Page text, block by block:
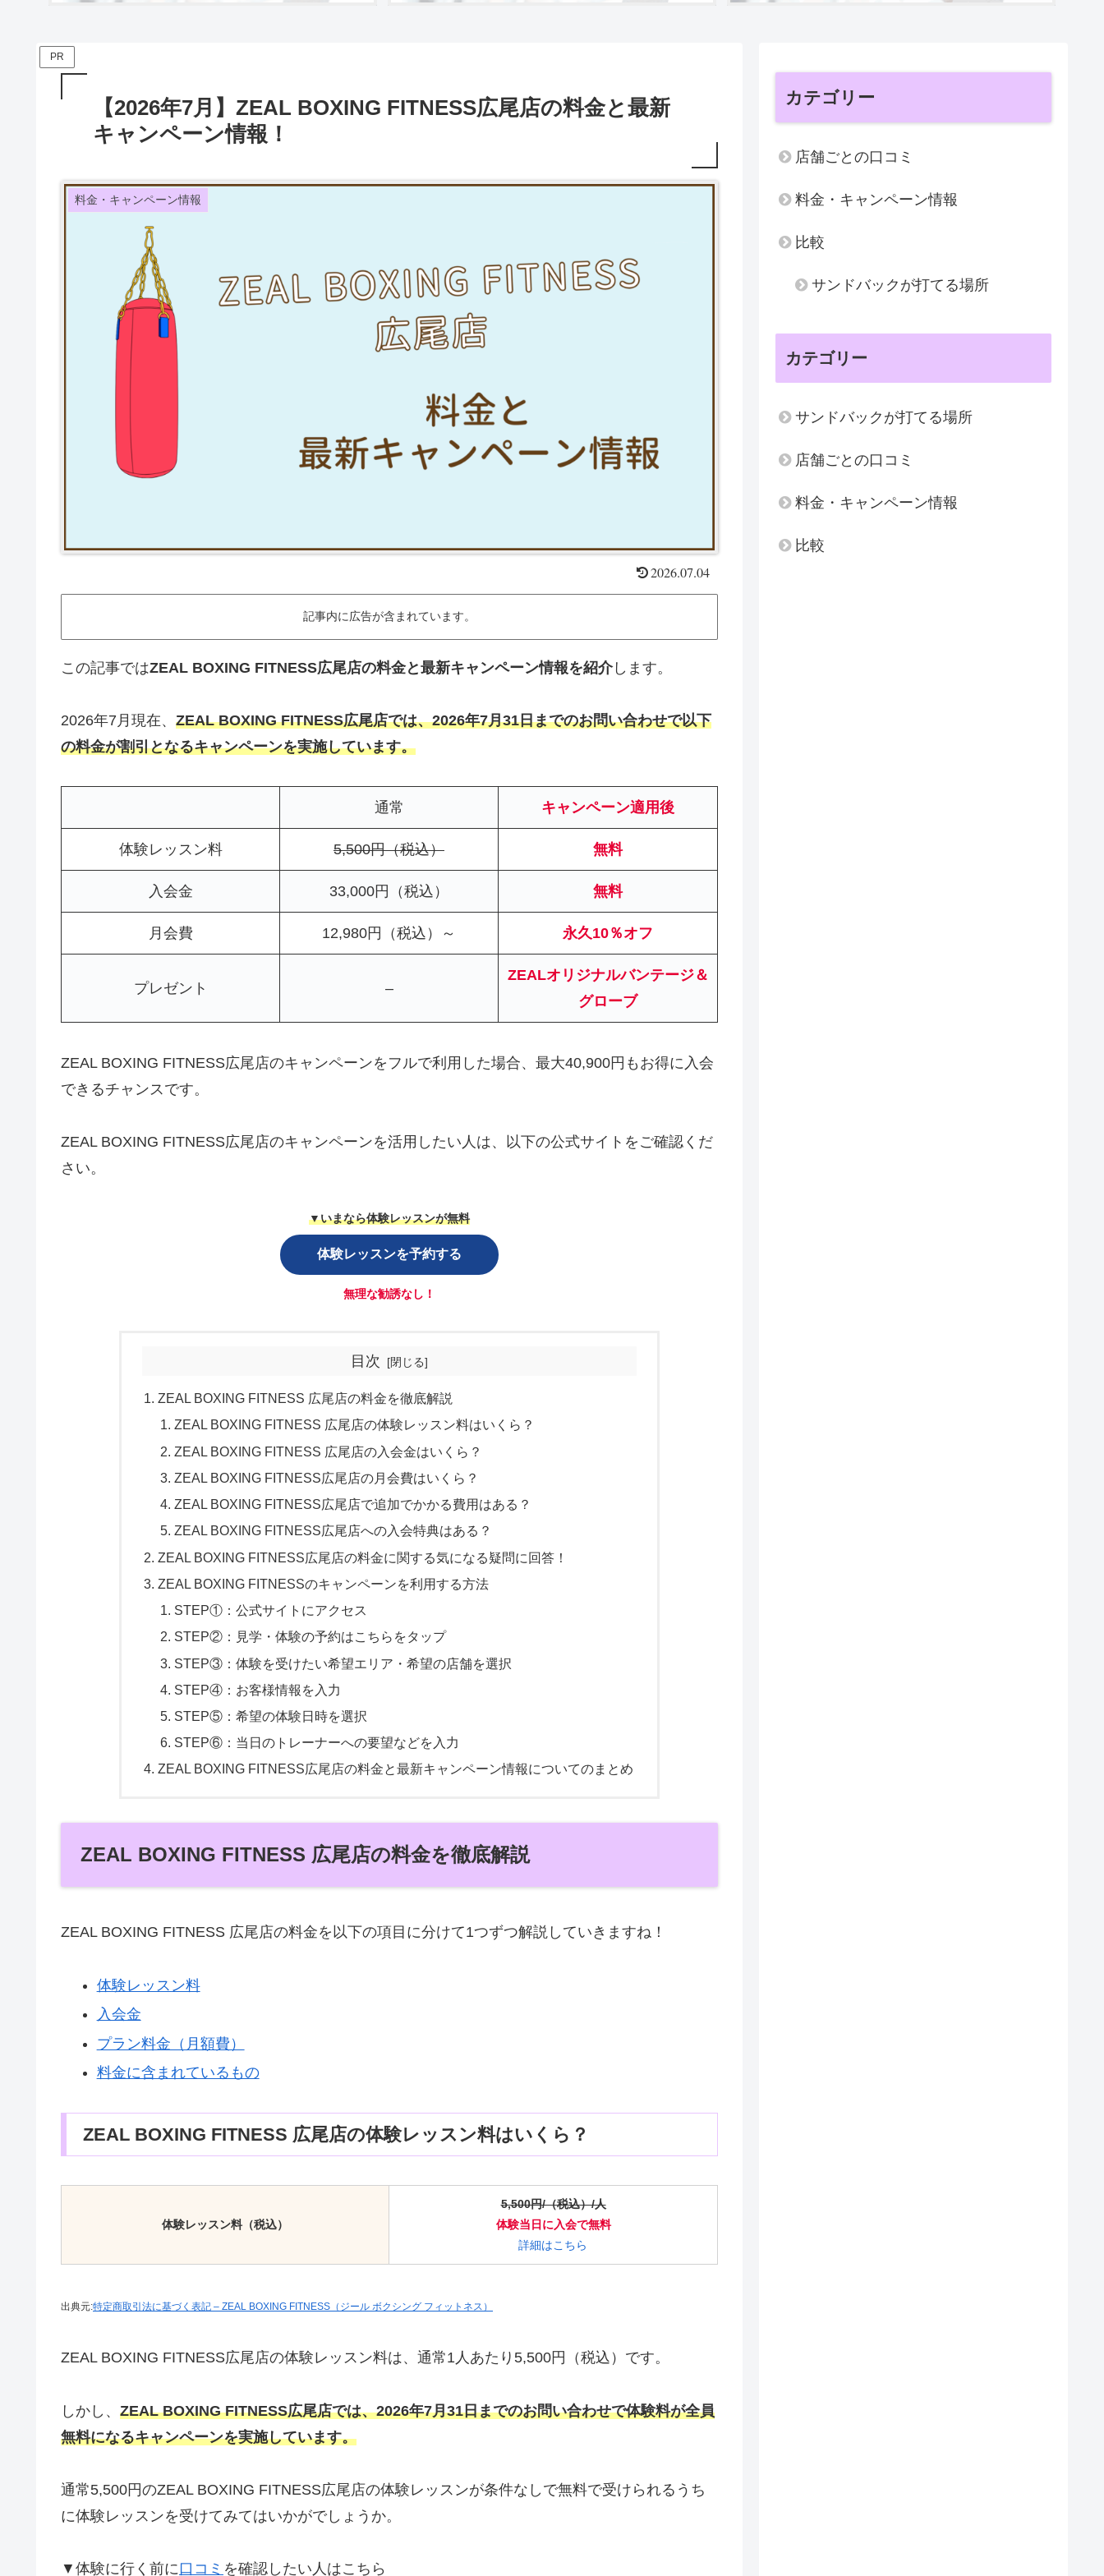
PR
【2026年7月】ZEAL BOXING FITNESS広尾店の料金と最新
キャンペーン情報！
料金・キャンペーン情報
2026.07.04
記事内に広告が含まれています。
この記事ではZEAL BOXING FITNESS広尾店の料金と最新キャンペーン情報を紹介します。
2026年7月現在、 ZEAL BOXING FITNESS広尾店では、2026年7月31日までのお問い合わせで以下
の料金が割引となるキャンペーンを実施しています。
通常 キャンペーン適用後
体験レッスン料 5,500円（税込） 無料
入会金 33,000円（税込） 無料
月会費 12,980円（税込）～ 永久10％オフ
プレゼント –
ZEALオリジナルバンテージ＆
グローブ
ZEAL BOXING FITNESS広尾店のキャンペーンをフルで利用した場合、最大40,900円もお得に入会
できるチャンスです。
ZEAL BOXING FITNESS広尾店のキャンペーンを活用したい人は、以下の公式サイトをご確認くだ
さい。
▼いまなら体験レッスンが無料
体験レッスンを予約する
無理な勧誘なし！
目次
ZEAL BOXING FITNESS 広尾店の料金を徹底解説
ZEAL BOXING FITNESS 広尾店の体験レッスン料はいくら？
ZEAL BOXING FITNESS 広尾店の入会金はいくら？
ZEAL BOXING FITNESS広尾店の月会費はいくら？
ZEAL BOXING FITNESS広尾店で追加でかかる費用はある？
ZEAL BOXING FITNESS広尾店への入会特典はある？
ZEAL BOXING FITNESS広尾店の料金に関する気になる疑問に回答！
ZEAL BOXING FITNESSのキャンペーンを利用する方法
STEP①：公式サイトにアクセス
STEP②：見学・体験の予約はこちらをタップ
STEP③：体験を受けたい希望エリア・希望の店舗を選択
STEP④：お客様情報を入力
STEP⑤：希望の体験日時を選択
STEP⑥：当日のトレーナーへの要望などを入力
ZEAL BOXING FITNESS広尾店の料金と最新キャンペーン情報についてのまとめ
ZEAL BOXING FITNESS 広尾店の料金を徹底解説
ZEAL BOXING FITNESS 広尾店の料金を以下の項目に分けて1つずつ解説していきますね！
体験レッスン料
入会金
プラン料金（月額費）
料金に含まれているもの
ZEAL BOXING FITNESS 広尾店の体験レッスン料はいくら？
体験レッスン料（税込）
5,500円/（税込）/人
体験当日に入会で無料
詳細はこちら
出典元:特定商取引法に基づく表記 – ZEAL BOXING FITNESS（ジール ボクシング フィットネス）
ZEAL BOXING FITNESS広尾店の体験レッスン料は、通常1人あたり5,500円（税込）です。
しかし、 ZEAL BOXING FITNESS広尾店では、2026年7月31日までのお問い合わせで体験料が全員
無料になるキャンペーンを実施しています。
通常5,500円のZEAL BOXING FITNESS広尾店の体験レッスンが条件なしで無料で受けられるうち
に体験レッスンを受けてみてはいかがでしょうか。
▼体験に行く前に口コミ を確認したい人はこちら
カテゴリー
店舗ごとの口コミ
料金・キャンペーン情報
比較
サンドバックが打てる場所
カテゴリー
サンドバックが打てる場所
店舗ごとの口コミ
料金・キャンペーン情報
比較